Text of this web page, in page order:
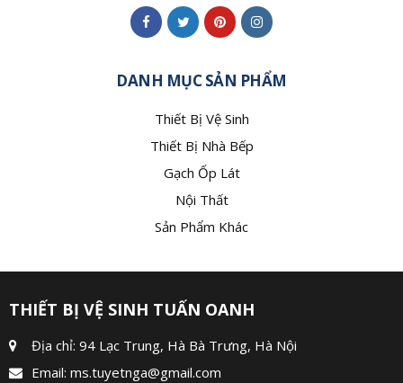
DANH MỤC SẢN PHẨM
Thiết Bị Vệ Sinh
Thiết Bị Nhà Bếp
Gạch Ốp Lát
Nội Thất
Sản Phẩm Khác
THIẾT BỊ VỆ SINH TUẤN OANH
Địa chỉ: 94 Lạc Trung, Hà Bà Trưng, Hà Nội
Email: ms.tuyetnga@gmail.com